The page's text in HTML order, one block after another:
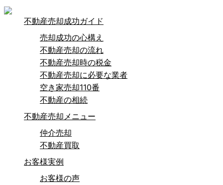
不動産売却成功ガイド
売却成功の心構え
不動産売却の流れ
不動産売却時の税金
不動産売却に必要な業者
空き家売却110番
不動産の相続
不動産売却メニュー
仲介売却
不動産買取
お客様実例
お客様の声